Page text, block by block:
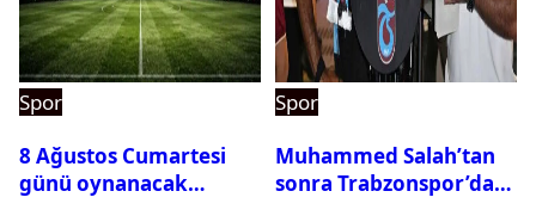
Spor
8 Ağustos Cumartesi
günü oynanacak
Spor
Muhammed Salah’tan
sonra Trabzonspor’dan